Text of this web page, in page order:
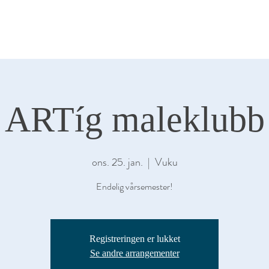
ARTíg maleklubb
ons. 25. jan.
  |
Vuku
Endelig vårsemester!
Registreringen er lukket
Se andre arrangementer